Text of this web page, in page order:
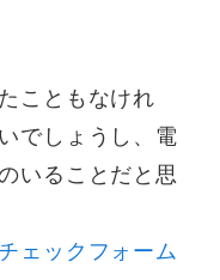
こともなけれ
でしょうし、電
いることだと思
チェックフォーム